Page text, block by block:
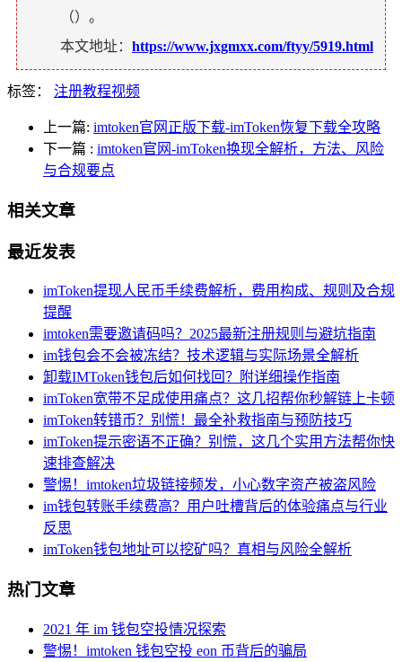
（）。
本文地址： https://www.jxgmxx.com/ftyy/5919.html
标签： 注册教程视频
上一篇: imtoken官网正版下载-imToken恢复下载全攻略
下一篇 : imtoken官网-imToken换现全解析，方法、风险
与合规要点
相关文章
最近发表
imToken提现人民币手续费解析，费用构成、规则及合规
提醒
imtoken需要邀请码吗？2025最新注册规则与避坑指南
im钱包会不会被冻结？技术逻辑与实际场景全解析
卸载IMToken钱包后如何找回？附详细操作指南
imToken宽带不足成使用痛点？这几招帮你秒解链上卡顿
imToken转错币？别慌！最全补救指南与预防技巧
imToken提示密语不正确？别慌，这几个实用方法帮你快
速排查解决
警惕！imtoken垃圾链接频发，小心数字资产被盗风险
im钱包转账手续费高？用户吐槽背后的体验痛点与行业
反思
imToken钱包地址可以挖矿吗？真相与风险全解析
热门文章
2021 年 im 钱包空投情况探索
警惕！imtoken 钱包空投 eon 币背后的骗局